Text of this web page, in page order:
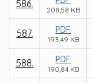
586.
208,58 KB
587. PDF
193,49 KB
588. PDF
190,84 KB